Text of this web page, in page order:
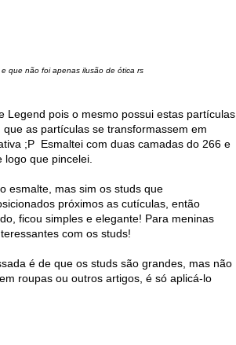
que não foi apenas ilusão de ótica rs
Legend pois o mesmo possui estas partículas
as partículas se transformassem em
;P Esmaltei com duas camadas do 266 e
que pincelei.
esmalte, mas sim os studs que
próximos as cutículas, então
ficou simples e elegante! Para meninas
com os studs!
é de que os studs são grandes, mas não
roupas ou outros artigos, é só aplicá-lo